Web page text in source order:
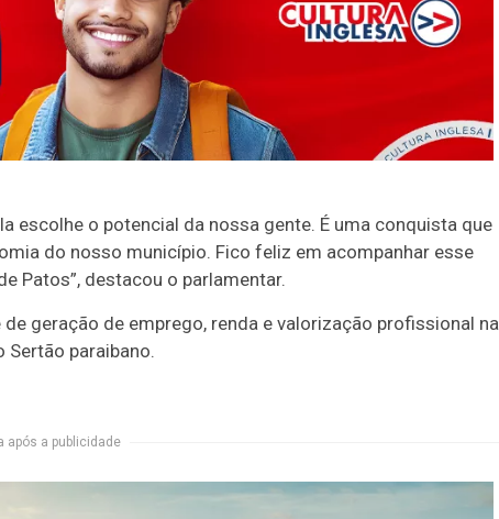
escolhe o potencial da nossa gente. É uma conquista que
do nosso município. Fico feliz em acompanhar esse
Patos”, destacou o parlamentar.
geração de emprego, renda e valorização profissional na
paraibano.
após a publicidade